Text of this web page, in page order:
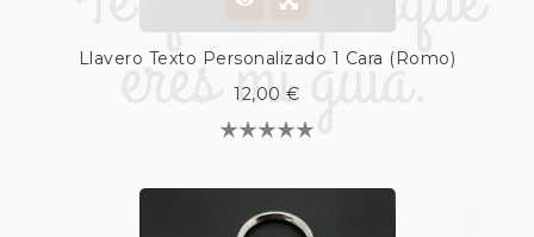
Llavero Texto Personalizado 1 Cara (Romo)
12,00 €